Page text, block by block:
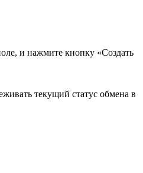
и нажмите кнопку «Создать
текущий статус обмена в